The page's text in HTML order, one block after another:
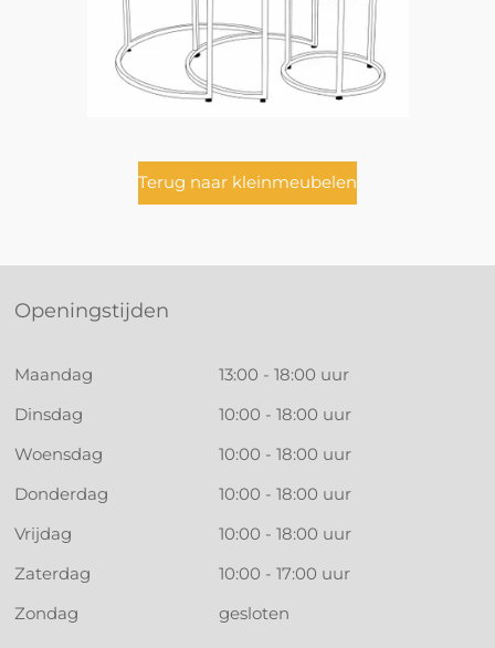
Terug naar kleinmeubelen
Openingstijden
Maandag
13:00 - 18:00 uur
Dinsdag
10:00 - 18:00 uur
Woensdag
10:00 - 18:00 uur
Donderdag
10:00 - 18:00 uur
Vrijdag
10:00 - 18:00 uur
Zaterdag
10:00 - 17:00 uur
Zondag
gesloten